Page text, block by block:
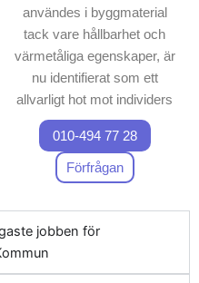
användes i byggmaterial
tack vare hållbarhet och
värmetåliga egenskaper, är
nu identifierat som ett
allvarligt hot mot individers
välbefinnande. Inandning
asbestdamm kan orsaka
livshotande sjukdomar
såsom cancer i lungorna och
asbestos, vilket gör
certifierad asbestsanering
nödvändig. När du beslutar
dig för att sanera asbest i
010-494 77 28
Förfrågan
jobben för